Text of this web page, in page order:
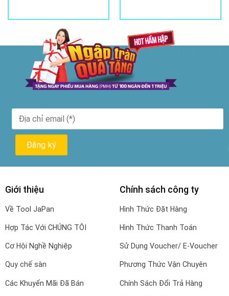
Giới thiệu
Về Tool JaPan
Hợp Tác Với CHÚNG TÔI
Cơ Hội Nghề Nghiệp
Quy chế sàn
Các Khuyến Mãi Đã Bán
Chính sách công ty
Hình Thức Đặt Hàng
Hình Thức Thanh Toán
Sử Dụng Voucher/ E-Voucher
Phương Thức Vận Chuyên
Chính Sách Đổi Trả Hàng